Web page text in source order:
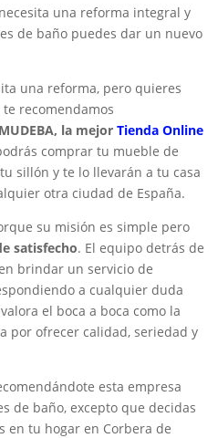
una reforma integral y
de baño puedes dar un nuevo
una reforma, pero quieres
recomendamos
MUDEBA, la mejor Tienda Online
comprar tu mueble de
sillón y te lo llevarán a tu casa
otra ciudad de España.
su misión es simple pero
satisfecho. El equipo detrás de
brindar un servicio de
a cualquier duda
el boca a boca como la
por ofrecer calidad, seriedad y
esta empresa
de baño, excepto que decidas
en tu hogar en Corbera de